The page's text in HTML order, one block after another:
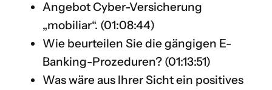
Angebot Cyber-Versicherung
„mobiliar“. (01:08:44)
Wie beurteilen Sie die gängigen E-
Banking-Prozeduren? (01:13:51)
Was wäre aus Ihrer Sicht ein positives